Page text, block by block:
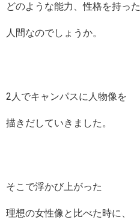
どのような能力、性格を持った
人間なのでしょうか。
2人でキャンパスに人物像を
描きだしていきました。
そこで浮かび上がった
理想の女性像と比べた時に、